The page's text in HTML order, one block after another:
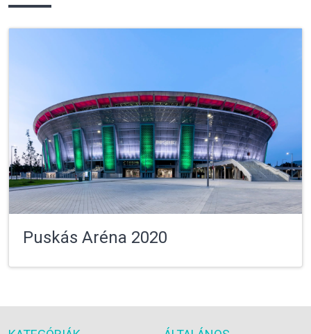
Puskás Aréna 2020